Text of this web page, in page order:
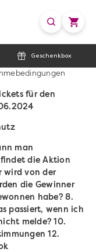
Geschenkbox
für den
man
die Aktion
wird von der
die Gewinner
habe? 8.
passiert, wenn ich
melde? 10.
12.